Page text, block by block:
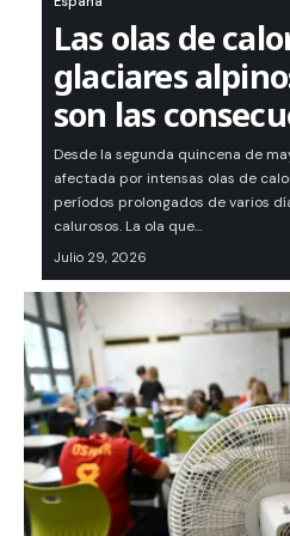
Las olas de
glaciares
son las
Desde la segunda quincena de
afectada por intensas olas de
períodos prolongados de varios
calurosos. La ola que…
Julio 29, 2026